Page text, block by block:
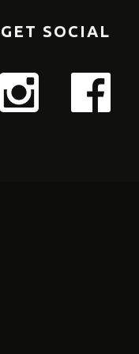
GET SOCIAL